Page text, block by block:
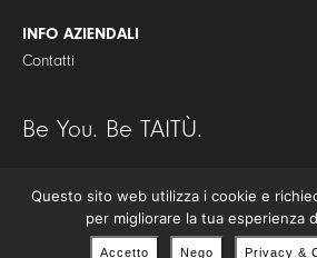
INFO AZIENDALI
Contatti
Be You. Be TAITÙ.
© Copyright 2021 | TAITÙ S.r.l. – Tutti i diritti
09287970967 | TAITÙ Milano è un marchio
Questo sito web utilizza i cookie e
per migliorare la tua esperienza
Accetto Nego Privacy &